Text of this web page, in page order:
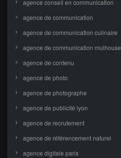
agence conseil en communication
agence de communication
agence de communication culinaire
agence de communication mulhouse
agence de contenu
agence de photo
agence de photographe
agence de publicité lyon
agence de recrutement
agence de référencement naturel
agence digitale paris